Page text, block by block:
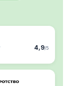
4,9/5